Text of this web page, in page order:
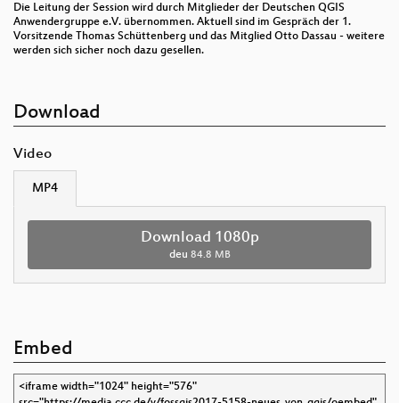
Die Leitung der Session wird durch Mitglieder der Deutschen QGIS
Anwendergruppe e.V. übernommen. Aktuell sind im Gespräch der 1.
Vorsitzende Thomas Schüttenberg und das Mitglied Otto Dassau - weitere
werden sich sicher noch dazu gesellen.
Download
Video
MP4
Download 1080p
deu 84.8 MB
Embed